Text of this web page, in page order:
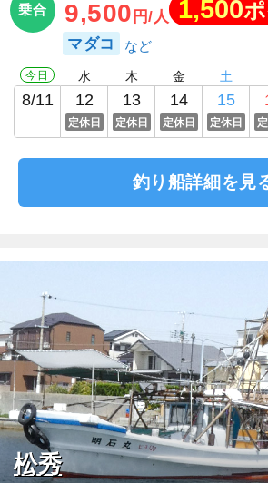
乗合 9,500 円/人 1,500
マダコ
今日
8/11
水
12
定休日
木
13
定休日
金
14
定休日
土
15
定休日
釣り船詳細を見
松秀